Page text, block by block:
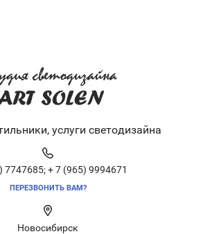
услуги светодизайна
7747685;+ 7 (965) 9994671
ПЕРЕЗВОНИТЬ ВАМ?
Новосибирск